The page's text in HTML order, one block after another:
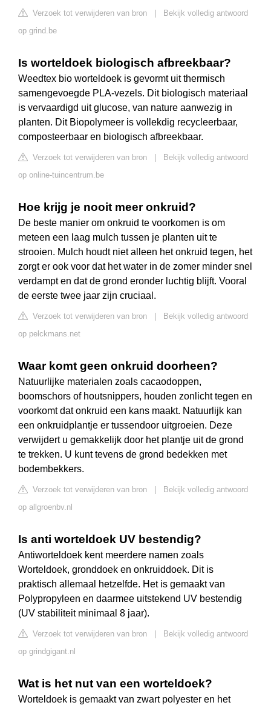
Verzoek tot verwijderen van bron
Bekijk volledig antwoord
op grind.be
Is worteldoek biologisch afbreekbaar?
Weedtex bio worteldoek is gevormt uit thermisch
samengevoegde PLA-vezels. Dit biologisch materiaal
is vervaardigd uit glucose, van nature aanwezig in
planten. Dit Biopolymeer is vollekdig recycleerbaar,
composteerbaar en biologisch afbreekbaar.
Verzoek tot verwijderen van bron
Bekijk volledig antwoord
op online-tuincentrum.be
Hoe krijg je nooit meer onkruid?
De beste manier om onkruid te voorkomen is om
meteen een laag mulch tussen je planten uit te
strooien. Mulch houdt niet alleen het onkruid tegen, het
zorgt er ook voor dat het water in de zomer minder snel
verdampt en dat de grond eronder luchtig blijft. Vooral
de eerste twee jaar zijn cruciaal.
Verzoek tot verwijderen van bron
Bekijk volledig antwoord
op pelckmans.net
Waar komt geen onkruid doorheen?
Natuurlijke materialen zoals cacaodoppen,
boomschors of houtsnippers, houden zonlicht tegen en
voorkomt dat onkruid een kans maakt. Natuurlijk kan
een onkruidplantje er tussendoor uitgroeien. Deze
verwijdert u gemakkelijk door het plantje uit de grond
te trekken. U kunt tevens de grond bedekken met
bodembekkers.
Verzoek tot verwijderen van bron
Bekijk volledig antwoord
op allgroenbv.nl
Is anti worteldoek UV bestendig?
Antiworteldoek kent meerdere namen zoals
Worteldoek, gronddoek en onkruiddoek. Dit is
praktisch allemaal hetzelfde. Het is gemaakt van
Polypropyleen en daarmee uitstekend UV bestendig
(UV stabiliteit minimaal 8 jaar).
Verzoek tot verwijderen van bron
Bekijk volledig antwoord
op grindgigant.nl
Wat is het nut van een worteldoek?
Worteldoek is gemaakt van zwart polyester en het